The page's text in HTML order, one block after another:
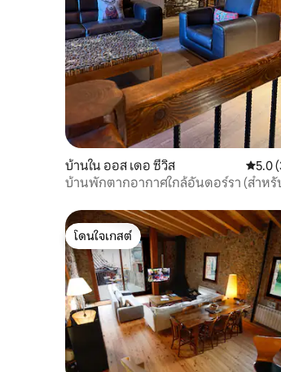
บ้านใน ออส เดอ ซีวิส คะแน
5.0
บ้านพักตากอากาศใกล้อันดอร์รา (สำหรั
โดนใจเกสต์
โดนใจเกสต์